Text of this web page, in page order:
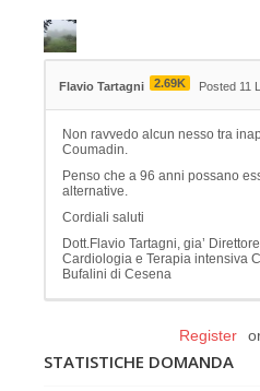
Flavio Tartagni 2.69K Posted 11
Non ravvedo alcun nesso tra
Coumadin.
Penso che a 96 anni possano
alternative.
Cordiali saluti
Dott.Flavio Tartagni, gia’
Cardiologia e Terapia intensiva
Bufalini di Cesena
Register
STATISTICHE DOMANDA